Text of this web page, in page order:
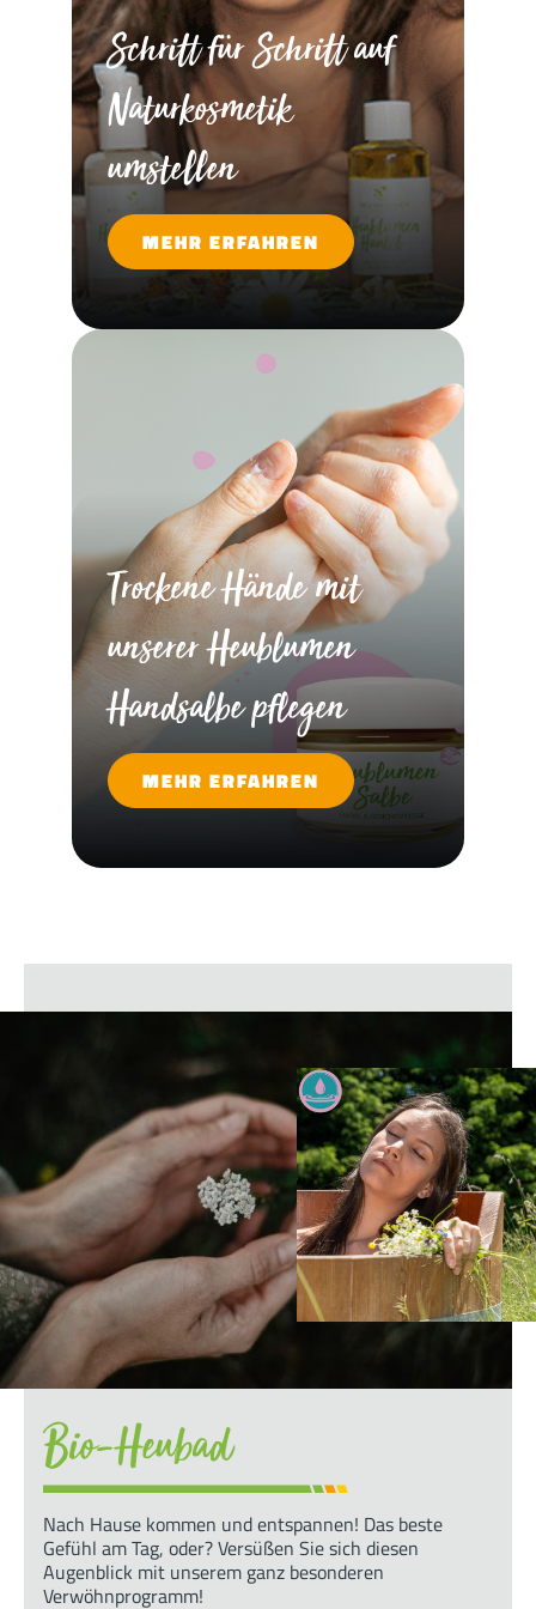
Schritt für Schritt auf
Naturkosmetik
umstellen
MEHR ERFAHREN
Trockene Hände mit
unserer Heublumen
Handsalbe pflegen
MEHR ERFAHREN
Bio-Heubad
Nach Hause kommen und entspannen! Das beste
Gefühl am Tag, oder? Versüßen Sie sich diesen
Augenblick mit unserem ganz besonderen
Verwöhnprogramm!